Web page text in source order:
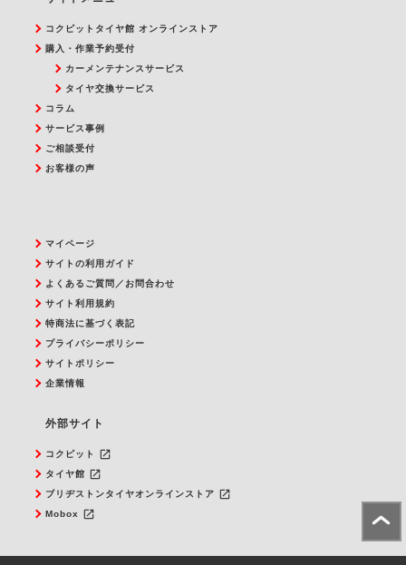
コクピットタイヤ館 オンラインストア
購入・作業予約受付
カーメンテナンスサービス
タイヤ交換サービス
コラム
サービス事例
ご相談受付
お客様の声
マイページ
サイトの利用ガイド
よくあるご質問／お問合わせ
サイト利用規約
特商法に基づく表記
プライバシーポリシー
サイトポリシー
企業情報
外部サイト
コクピット launch
タイヤ館 launch
ブリヂストンタイヤオンラインストア launch
Mobox launch